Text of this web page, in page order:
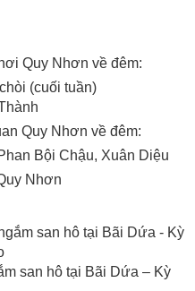
Quy Nhơn về đêm:
(cuối tuần)
Quy Nhơn về đêm:
Bội Chậu, Xuân Diệu
Nhơn
san hô tại Bãi Dứa – Kỳ